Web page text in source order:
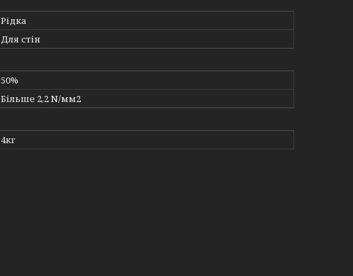
Рідка
Для стін
50%
Більше 2,2 N/мм2
4кг